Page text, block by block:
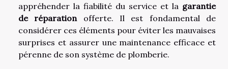
appréhender la fiabilité du service et la garantie
de réparation offerte. Il est fondamental de
considérer ces éléments pour éviter les mauvaises
surprises et assurer une maintenance efficace et
pérenne de son système de plomberie.